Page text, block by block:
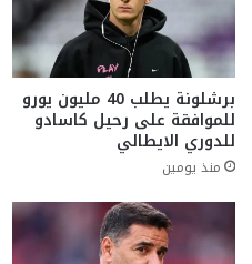
برشلونة يطلب 40 مليون يورو
للموافقة على رحيل كاسادو
للدوري الايطالي
منذ يومين